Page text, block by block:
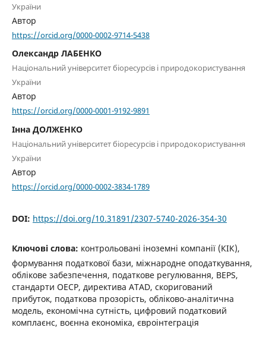
України
Автор
https://orcid.org/0000-0002-9714-5438
Олександр ЛАБЕНКО
Національний університет біоресурсів і природокористування
України
Автор
https://orcid.org/0000-0001-9192-9891
Інна ДОЛЖЕНКО
Національний університет біоресурсів і природокористування
України
Автор
https://orcid.org/0000-0002-3834-1789
DOI: https://doi.org/10.31891/2307-5740-2026-354-30
Ключові слова: контрольовані іноземні компанії (КІК),
формування податкової бази, міжнародне оподаткування,
облікове забезпечення, податкове регулювання, BEPS,
стандарти OЕСР, директива ATAD, скоригований
прибуток, податкова прозорість, обліково-аналітична
модель, економічна сутність, цифровий податковий
комплаєнс, воєнна економіка, євроінтеграція